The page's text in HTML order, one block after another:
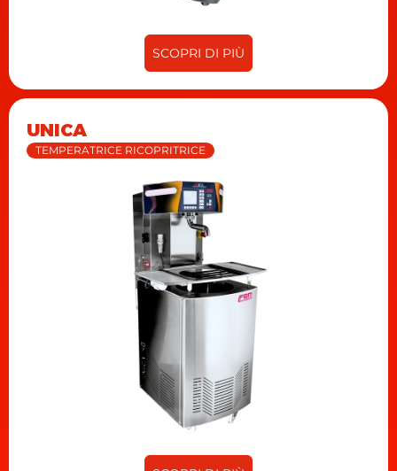
SCOPRI DI PIÙ
UNICA
TEMPERATRICE RICOPRITRICE